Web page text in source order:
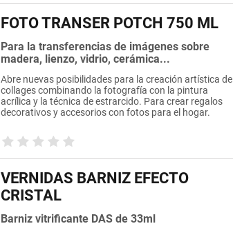
FOTO TRANSER POTCH 750 ML
Para la transferencias de imágenes sobre
madera, lienzo, vidrio, cerámica...
Abre nuevas posibilidades para la creación artística de
collages combinando la fotografía con la pintura
acrílica y la técnica de estrarcido. Para crear regalos
decorativos y accesorios con fotos para el hogar.
VERNIDAS BARNIZ EFECTO
CRISTAL
Barniz vitrificante DAS de 33ml